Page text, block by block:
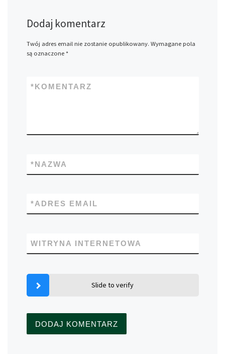
Dodaj komentarz
Twój adres email nie zostanie opublikowany. Wymagane pola
są oznaczone *
KOMENTARZ
*
NAZWA
*
ADRES EMAIL
*
WITRYNA INTERNETOWA
Slide to verify